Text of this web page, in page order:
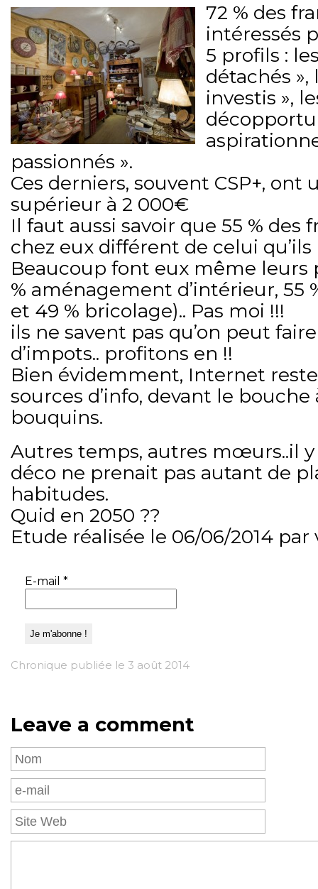
72 % des
intéressés
5 profils :
détachés
investis »,
passionnés ».
Ces derniers, souvent CSP+,
supérieur à 2 000€
Il faut aussi savoir que 55 % des
chez eux différent de celui
Beaucoup font eux même leurs
% aménagement d’intérieur, 55
et 49 % bricolage).. Pas moi !!!
ils ne savent pas qu’on peut
d’impots.. profitons en !!
Bien évidemment, Internet
sources d’info, devant le
bouquins.
Autres temps, autres mœurs..il y
déco ne prenait pas autant de
habitudes.
Quid en 2050 ??
Etude réalisée le 06/06/2014
E-mail *
Chronique publiée le 3 août 2014
Leave a comment